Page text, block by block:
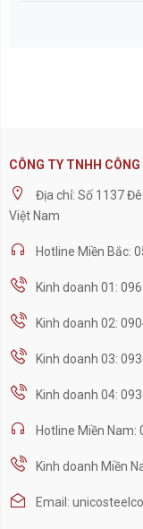
CÔNG TY TNHH
Địa chỉ: Số 1137
Việt Nam
Hotline Miền Bắc:
Kinh doanh 01:
Kinh doanh 02:
Kinh doanh 03:
Kinh doanh 04:
Hotline Miền Nam:
Kinh doanh Miền
Email: